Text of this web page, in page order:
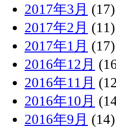
2017年3月 (17)
2017年2月 (11)
2017年1月 (17)
2016年12月
2016年11月
2016年10月
2016年9月 (14)